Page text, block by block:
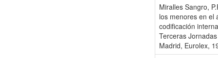
Miralles Sangro,
los menores en el
codificación
Terceras
Madrid, Eurolex,